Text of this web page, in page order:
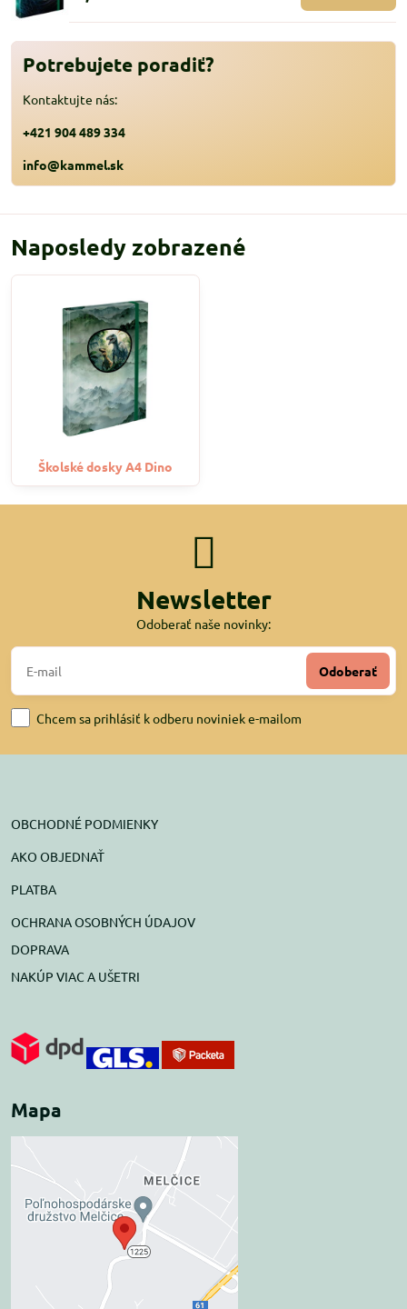
Potrebujete poradiť?
Kontaktujte nás:
+421 904 489 334
info@kammel.sk
Naposledy zobrazené
Školské dosky A4 Dino
Newsletter
Odoberať naše novinky:
Odoberať
Chcem sa prihlásiť k odberu noviniek e-mailom
OBCHODNÉ PODMIENKY
AKO OBJEDNAŤ
PLATBA
OCHRANA OSOBNÝCH ÚDAJOV
DOPRAVA
NAKÚP VIAC A UŠETRI
Mapa
Externý obsah je
blokovaný Voľbami
súkromia
Prajete si načítať externý obsah?
Povoliť tentokrát